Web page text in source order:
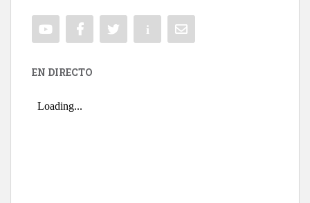
EN DIRECTO